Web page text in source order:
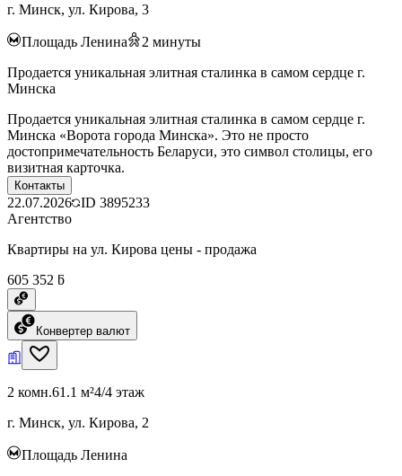
г. Минск, ул. Кирова, 3
Площадь Ленина 2 минуты
Продается уникальная элитная сталинка в самом сердце г.
Минска
Продается уникальная элитная сталинка в самом сердце г.
Минска «Ворота города Минска». Это не просто
достопримечательность Беларуси, это символ столицы, его
визитная карточка.
Контакты
22.07.2026 ID 3895233
Агентство
Квартиры на ул. Кирова цены - продажа
605 352 ƃ
Конвертер валют
2 комн.61.1 м²4/4 этаж
г. Минск, ул. Кирова, 2
Площадь Ленина